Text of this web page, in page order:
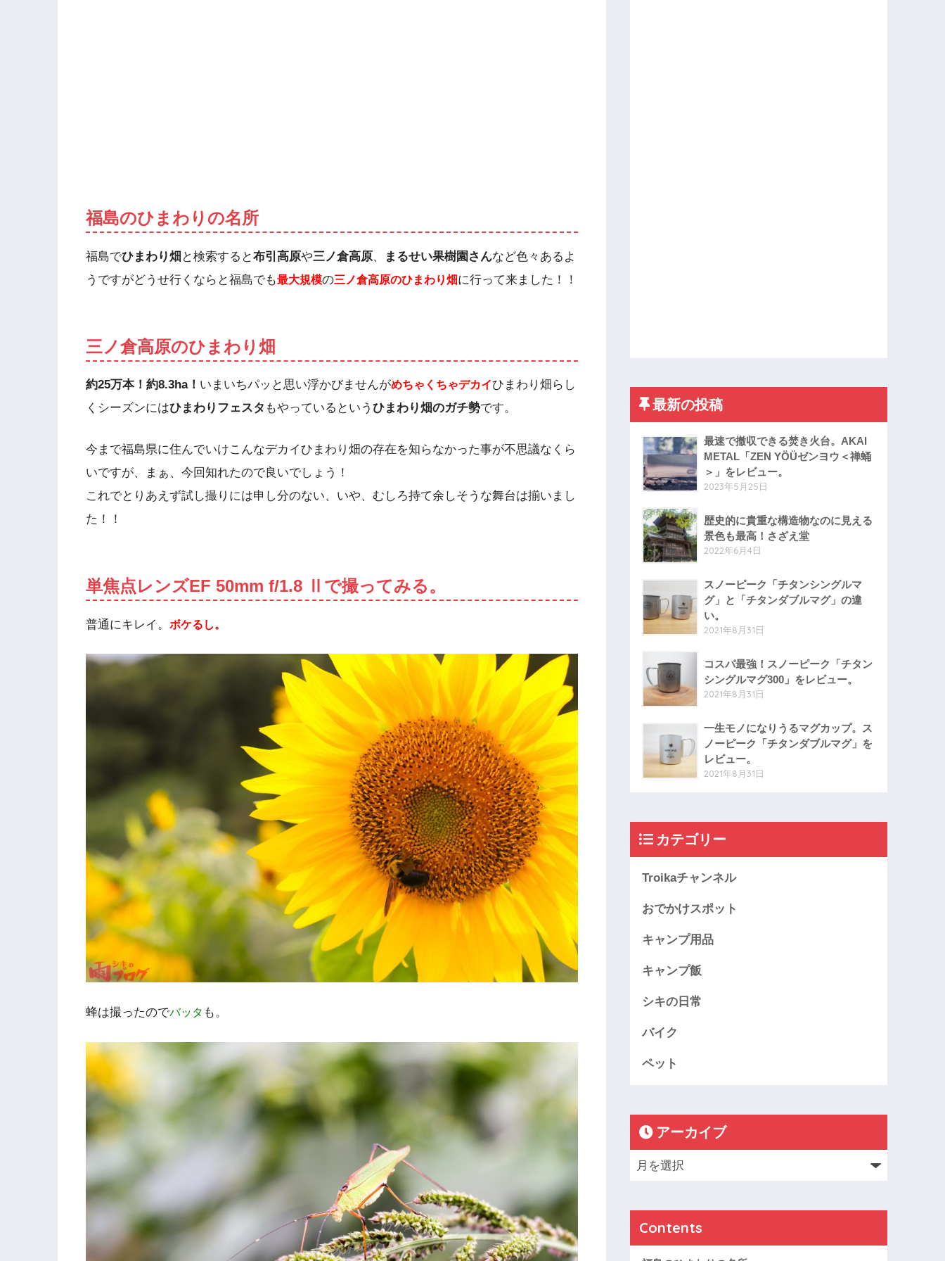
福島のひまわりの名所
福島でひまわり畑 と検索すると布引高原や三ノ倉高原、 まるせい果樹園さんなど色々あるよ
うですがどうせ行くならと福島でも最大規模の三ノ倉高原のひまわり畑に行って来ました！！
三ノ倉高原のひまわり畑
約25万本！約8.3ha！ いまいちパッと思い浮かびませんがめちゃくちゃデカイひまわり畑らし
くシーズンにはひまわりフェスタ もやっているという ひまわり畑のガチ勢です。
今まで福島県に住んでいけこんなデカイひまわり畑の存在を知らなかった事が不思議なくら
いですが、まぁ、今回知れたので良いでしょう！
これでとりあえず試し撮りには申し分のない、いや、むしろ持て余しそうな舞台は揃いまし
た！！
単焦点レンズEF 50mm f/1.8 Ⅱで撮ってみる。
普通にキレイ。 ボケるし。
蜂は撮ったのでバッタ も。
最新の投稿
最速で撤収できる焚き火台。AKAI
METAL「ZEN YÖÜゼンヨウ＜禅蛹
＞」をレビュー。
2023年5月25日
歴史的に貴重な構造物なのに見える
景色も最高！さざえ堂
2022年6月4日
スノーピーク「チタンシングルマ
グ」と「チタンダブルマグ」の違
い。
2021年8月31日
コスパ最強！スノーピーク「チタン
シングルマグ300」をレビュー。
2021年8月31日
一生モノになりうるマグカップ。ス
ノーピーク「チタンダブルマグ」を
レビュー。
2021年8月31日
カテゴリー
Troikaチャンネル
おでかけスポット
キャンプ用品
キャンプ飯
シキの日常
バイク
ペット
アーカイブ
Contents